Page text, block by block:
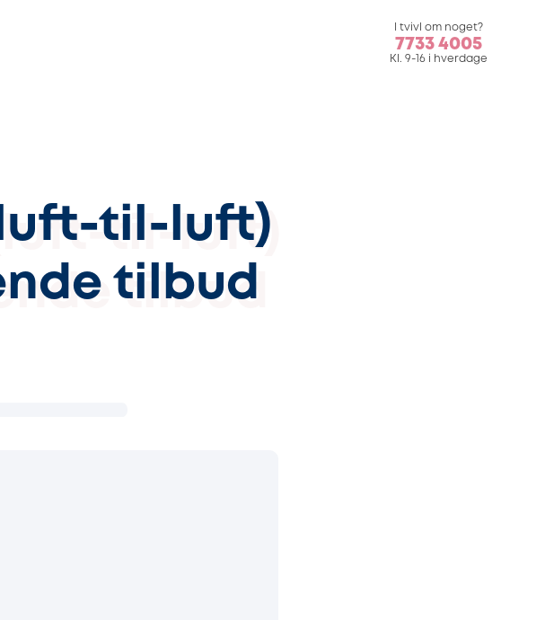
I tvivl om noget?
7733 4005
Kl. 9-16 i hverdage
til-luft)
tilbud